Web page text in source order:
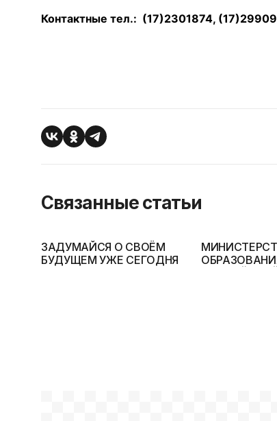
Контактные тел.: (17)2301874,
Связанные статьи
ЗАДУМАЙСЯ О СВОЁМ
БУДУЩЕМ УЖЕ СЕГОДНЯ